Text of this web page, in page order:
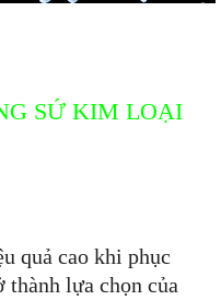
SỨ KIM LOẠI
quả cao khi phục
lựa chọn của